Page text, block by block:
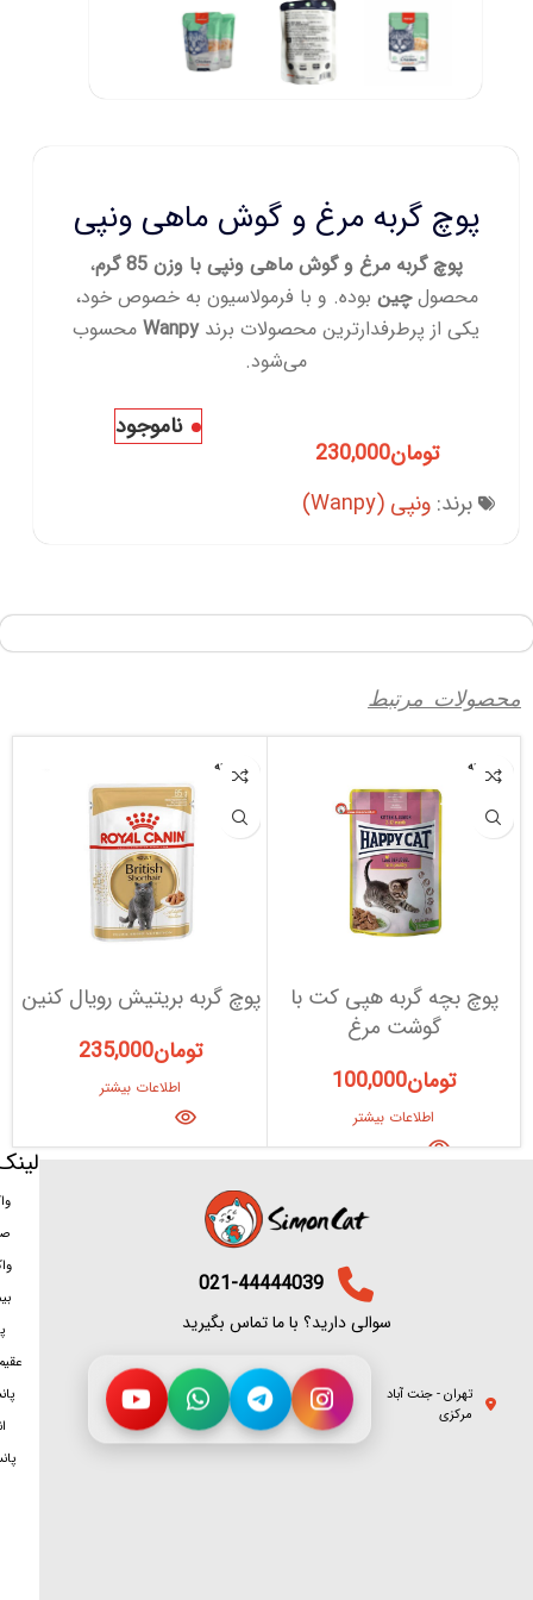
پوچ گربه مرغ و گوش ماهی ونپی
پوچ گربه مرغ و گوش ماهی ونپی با وزن 85 گرم
،
محصولچین بوده. و با فرمولاسیون به خصوص خود،
یکی از پرطرفدارترین محصولات برندWanpy محسوب
می‌شود.
تومان230,000
ناموجود
برند: ونپی (Wanpy)
محصولات مرتبط
فروخته
شده
پوچ بچه گربه هپی کت با
گوشت مرغ
تومان100,000
اطلاعات بیشتر
فروخته
شده
پوچ گربه بریتیش رویال کنین
تومان235,000
اطلاعات بیشتر
021-44444039
سوالی دارید؟ با ما تماس بگیرید
تهران - جنت آباد
مرکزی